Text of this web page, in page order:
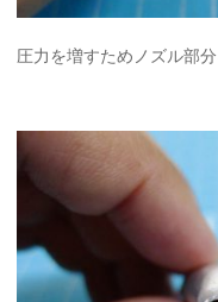
圧力を増すためノズル部